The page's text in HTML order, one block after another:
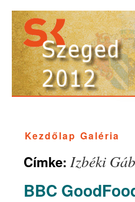
Kezdőlap Galéria
Címke: Izbéki
BBC